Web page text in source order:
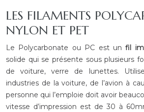
LES FILAMENTS
NYLON ET PET
Le Polycarbonate ou PC est unfil
solide qui se présente sous plusieurs
de voiture, verre de lunettes.
industries de la voiture, de l’avion à
personne qui l’emploie doit avoir
vitesse d’impression est de 30 à